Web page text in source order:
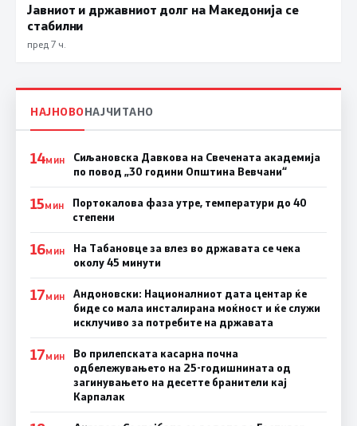
Јавниот и државниот долг на Македонија се
стабилни
пред 7 ч.
НАЈНОВОНАЈЧИТАНО
14МИН
Сиљановска Давкова на Свечената академија
по повод „30 години Општина Вевчани“
15МИН
Портокалова фаза утре, температури до 40
степени
16МИН
На Табановце за влез во државата се чека
околу 45 минути
17МИН
Андоновски: Националниот дата центар ќе
биде со мала инсталирана моќност и ќе служи
исклучиво за потребите на државата
17МИН
Во прилепската касарна почна
одбележувањето на 25-годишнината од
загинувањето на десетте бранители кај
Карпалак